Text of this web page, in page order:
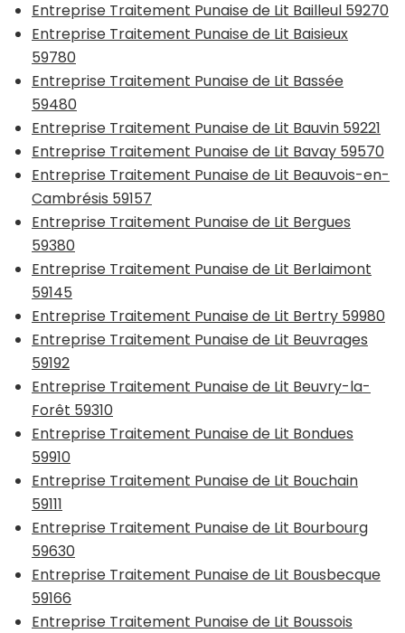
Entreprise Traitement Punaise de Lit Bailleul 59270
Entreprise Traitement Punaise de Lit Baisieux
59780
Entreprise Traitement Punaise de Lit Bassée
59480
Entreprise Traitement Punaise de Lit Bauvin 59221
Entreprise Traitement Punaise de Lit Bavay 59570
Entreprise Traitement Punaise de Lit Beauvois-en-
Cambrésis 59157
Entreprise Traitement Punaise de Lit Bergues
59380
Entreprise Traitement Punaise de Lit Berlaimont
59145
Entreprise Traitement Punaise de Lit Bertry 59980
Entreprise Traitement Punaise de Lit Beuvrages
59192
Entreprise Traitement Punaise de Lit Beuvry-la-
Forêt 59310
Entreprise Traitement Punaise de Lit Bondues
59910
Entreprise Traitement Punaise de Lit Bouchain
59111
Entreprise Traitement Punaise de Lit Bourbourg
59630
Entreprise Traitement Punaise de Lit Bousbecque
59166
Entreprise Traitement Punaise de Lit Boussois